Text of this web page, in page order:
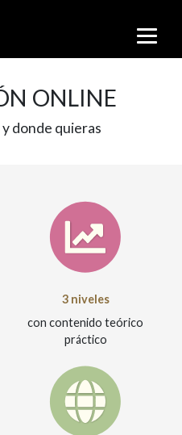
ONLINE
donde quieras
3 niveles
con contenido teórico
práctico